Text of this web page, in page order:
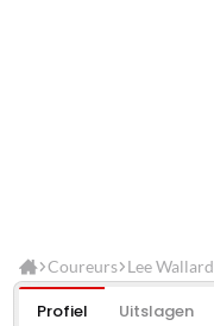
Coureurs Lee Wallard
Profiel Uitslagen